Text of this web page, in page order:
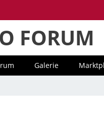
FORUM
Galerie